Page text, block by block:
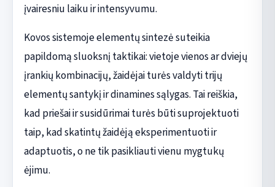
įvairesniu laiku ir intensyvumu.
Kovos sistemoje elementų sintezė suteikia
papildomą sluoksnį taktikai: vietoje vienos ar dviejų
įrankių kombinacijų, žaidėjai turės valdyti trijų
elementų santykį ir dinamines sąlygas. Tai reiškia,
kad priešai ir susidūrimai turės būti suprojektuoti
taip, kad skatintų žaidėją eksperimentuoti ir
adaptuotis, o ne tik pasikliauti vienu mygtukų
ėjimu.